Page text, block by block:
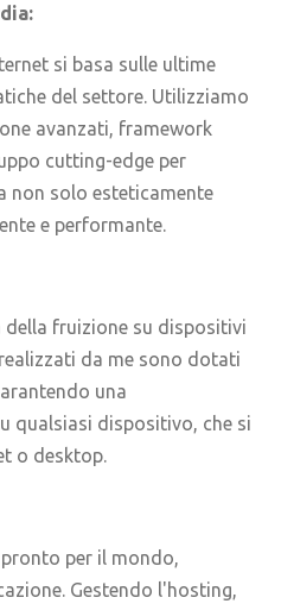
si basa sulle ultime
del settore. Utilizziamo
avanzati, framework
cutting-edge per
non solo esteticamente
e performante.
fruizione su dispositivi
da me sono dotati
una
qualsiasi dispositivo, che si
o desktop.
per il mondo,
Gestendo l'hosting,